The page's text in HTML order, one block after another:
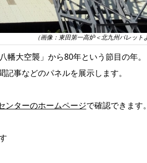
（画像：東田第一高炉＜北九州パレット
幡大空襲」から80年という節目の年
事などのパネルを展示します。
ンターのホームページで確認できます。